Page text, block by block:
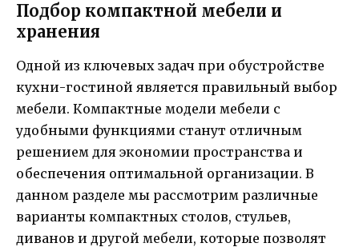
Подбор компактной мебели и
хранения
Одной из ключевых задач при обустройстве
кухни-гостиной является правильный выбор
мебели. Компактные модели мебели с
удобными функциями станут отличным
решением для экономии пространства и
обеспечения оптимальной организации. В
данном разделе мы рассмотрим различные
варианты компактных столов, стульев,
диванов и другой мебели, которые позволят